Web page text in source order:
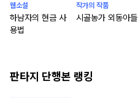
웹소설
하남자의 현금 사
용법
작가의 작품
시골농가 외동아들
판타지 단행본 랭킹